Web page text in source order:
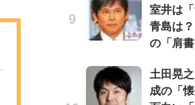
室井は
青島は
の「肩
土田晃
成の「